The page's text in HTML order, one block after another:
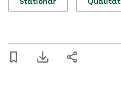
Stationär Qualität